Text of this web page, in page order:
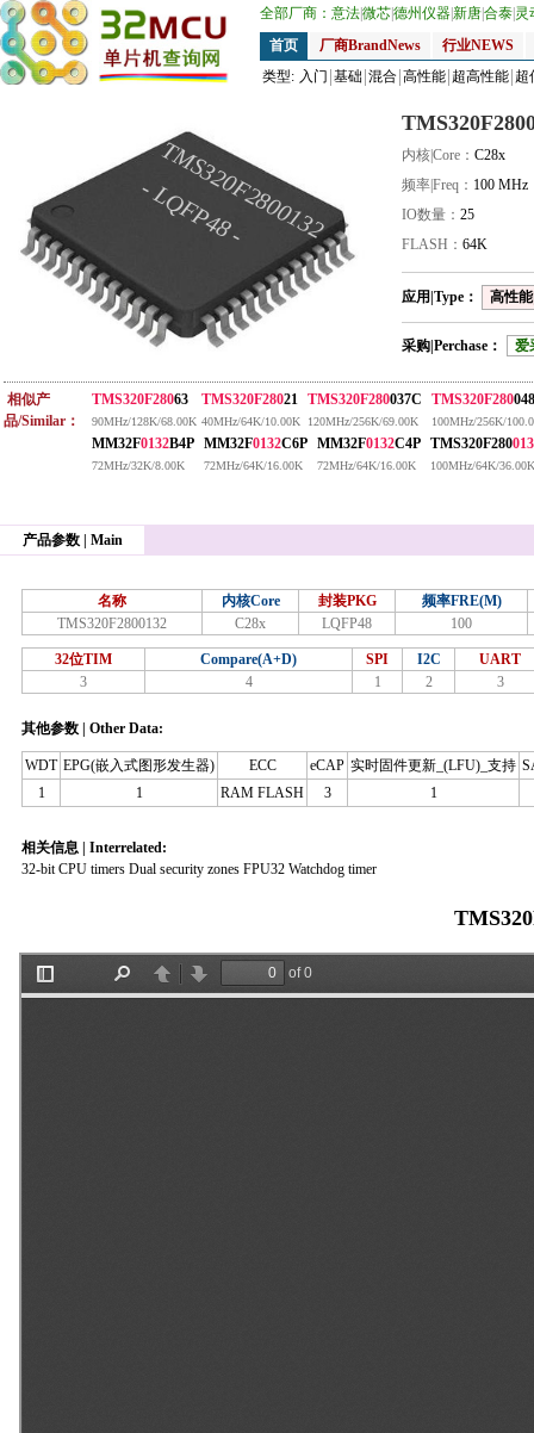
全部厂商： 意法微芯德州仪器新唐合泰 灵
首页
厂商BrandNews
行业NEWS
类型: 入门 基础 混合 高性能 超高性能 超
TMS320F2800132
- LQFP48 -
内核|Core： C28x
频率|Freq： 100 MHz
IO数量： 25
FLASH： 64K
应用|Type： 高性
采购|Perchase： 爱
相似产
品/Similar：
TMS320F28063
90MHz/128K/68.00K
TMS320F28021
40MHz/64K/10.00K
TMS320F280037C
120MHz/256K/69.00K
TMS320F280
100MHz/256K/
MM32F0132B4P
72MHz/32K/8.00K
MM32F0132C6P
72MHz/64K/16.00K
MM32F0132C4P
72MHz/64K/16.00K
TMS320F280
100MHz/64K/36.00K
产品参数 | Main
名称 内核Core 封装PKG
频率FRE(M)
TMS320F2800132
C28x LQFP48 100
32位TIM Compare(A+D) SPI I2C
UART
3
4 1 2 3
其他参数 | Other Data:
WDT EPG(嵌入式图形发生器) ECC eCAP 实时固件更新_(LFU)_支持
1
1 RAM FLASH 3 1
相关信息 | Interrelated:
32-bit CPU timers Dual security zones FPU32 Watchdog timer